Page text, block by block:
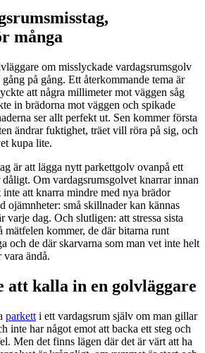
många
om misslyckade vardagsrumsgolv
på gång. Ett återkommande tema är
att några millimeter mot väggen såg
in brädorna mot väggen och spikade
ser allt perfekt ut. Sen kommer första
ändrar fuktighet, träet vill röra på sig, och
kupa lite.
är att lägga nytt parkettgolv ovanpå ett
Om vardagsrumsgolvet knarrar innan
att knarra mindre med nya brädor
ojämnheter: små skillnader kan kännas
varje dag. Och slutligen: att stressa sista
mätfelen kommer, de där bitarna runt
och de där skarvarna som man vet inte helt
ändå.
att kalla in en golvläggare
parkett i ett vardagsrum själv om man gillar
inte har något emot att backa ett steg och
Men det finns lägen där det är värt att ha